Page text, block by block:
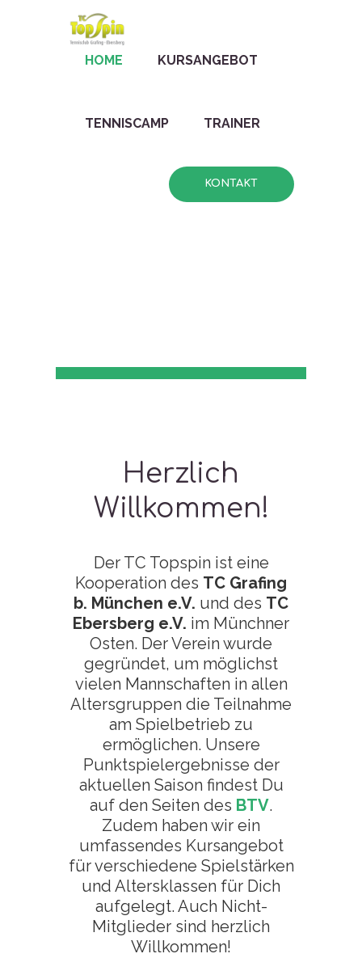
HOME KURSANGEBOT
TENNISCAMP TRAINER
KONTAKT
Herzlich
Willkommen!
Der TC Topspin ist eine
Kooperation des TC Grafing
b. München e.V. und des TC
Ebersberg e.V. im Münchner
Osten. Der Verein wurde
gegründet, um möglichst
vielen Mannschaften in allen
Altersgruppen die Teilnahme
am Spielbetrieb zu
ermöglichen. Unsere
Punktspielergebnisse der
aktuellen Saison findest Du
auf den Seiten des BTV.
Zudem haben wir ein
umfassendes Kursangebot
für verschiedene Spielstärken
und Altersklassen für Dich
aufgelegt. Auch Nicht-
Mitglieder sind herzlich
Willkommen!